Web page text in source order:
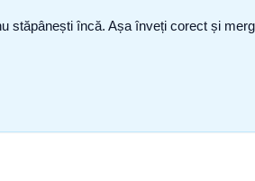
stăpânești încă. Așa înveți corect și